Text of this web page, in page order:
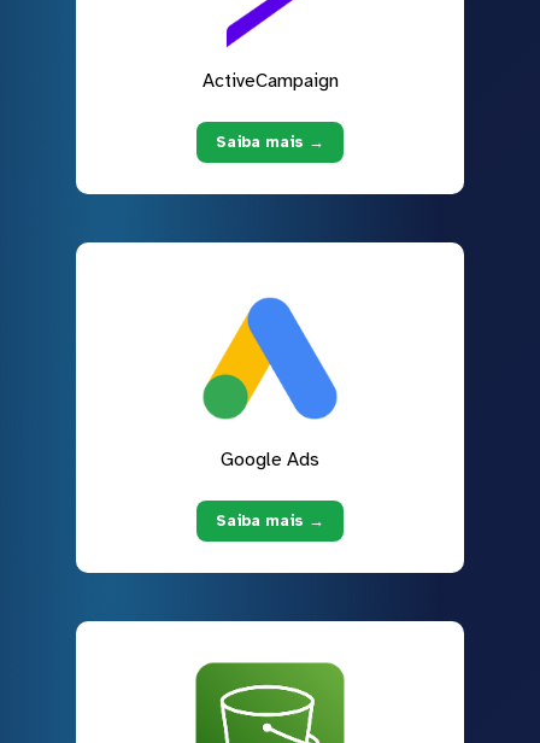
ActiveCampaign
Saiba mais →
Google Ads
Saiba mais →